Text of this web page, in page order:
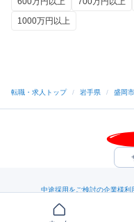
1000万円以上
転職・求人トップ / 岩手県 / 盛岡市
中途採用をご検討の企業様利